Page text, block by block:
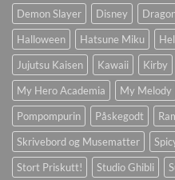
Demon Slayer
Disney
Halloween
Hatsune Miku
Jujutsu Kaisen
Kawaii Kirby
My Hero Academia
My Melody
Pompompurin
Påskegodt
Skrivebord og Musematter
Stort Priskutt!
Studio Ghibli